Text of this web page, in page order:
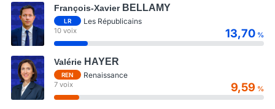
François-Xavier BELLAMY
LR Les Républicains
10 voix 13,70 %
Valérie HAYER
REN Renaissance
7 voix 9,59 %